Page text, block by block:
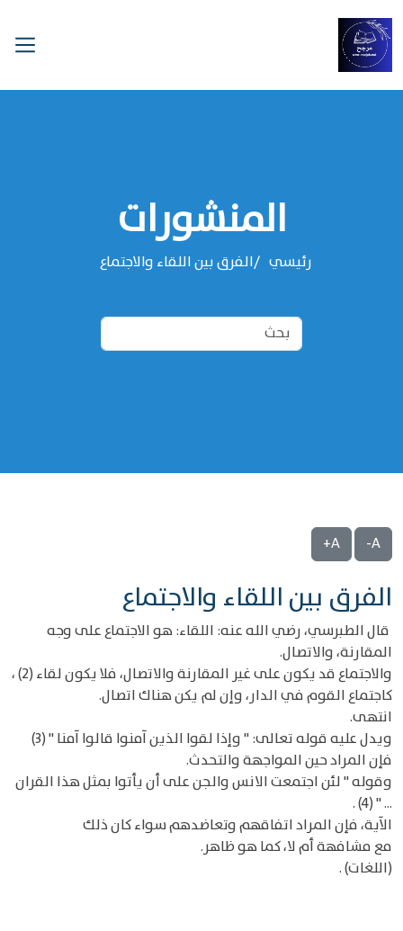
المنشورات
رئيسي الفرق بين اللقاء والاجتماع
A-
A+
الفرق بين اللقاء والاجتماع
قال الطبرسي، رضي الله عنه: اللقاء: هو الاجتماع على وجه
المقارنة، والاتصال.
والاجتماع قد يكون على غير المقارنة والاتصال، فلا يكون لقاء (2) ،
كاجتماع القوم في الدار، وإن لم يكن هناك اتصال.
انتهى.
ويدل عليه قوله تعالى: " وإذا لقوا الذين آمنوا قالوا آمنا " (3)
فإن المراد حين المواجهة والتحدث.
وقوله " لئن اجتمعت الانس والجن على أن يأتوا بمثل هذا القران
... " (4) .
الآية، فإن المراد اتفاقهم وتعاضدهم سواء كان ذلك
مع مشافهة أم لا، كما هو ظاهر.
(اللغات) .